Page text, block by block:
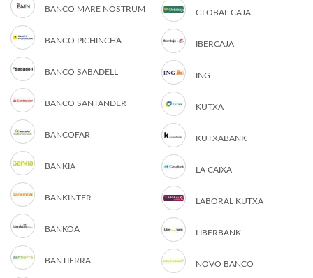
BANCO MARE NOSTRUM
BANCO PICHINCHA
BANCO SABADELL
BANCO SANTANDER
BANCOFAR
BANKIA
BANKINTER
BANKOA
BANTIERRA
GLOBAL CAJA
IBERCAJA
ING
KUTXA
KUTXABANK
LA CAIXA
LABORAL KUTXA
LIBERBANK
NOVO BANCO